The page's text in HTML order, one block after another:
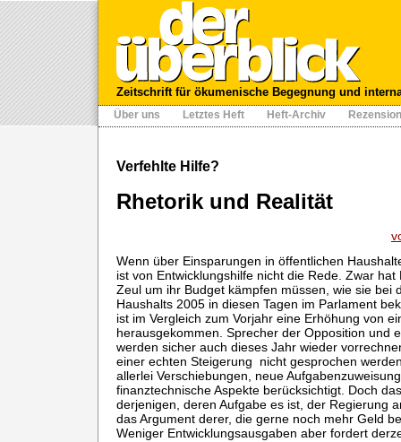
Zeitschrift für ökumenische Begegnung und
Über uns Letztes Heft Heft-Archiv
Verfehlte Hilfe?
Rhetorik und Realität
Wenn über Einsparungen in öffentlichen
ist von Entwicklungshilfe nicht die Rede. Zwar
Zeul um ihr Budget kämpfen müssen, wie sie bei
Haushalts 2005 in diesen Tagen im Parlament
ist im Vergleich zum Vorjahr eine Erhöhung von
herausgekommen. Sprecher der Opposition und
werden sicher auch dieses Jahr wieder
einer echten Steigerung nicht gesprochen
allerlei Verschiebungen, neue
finanztechnische Aspekte berücksichtigt. Doch
derjenigen, deren Aufgabe es ist, der Regierung
das Argument derer, die gerne noch mehr Geld
Weniger Entwicklungsausgaben aber fordert